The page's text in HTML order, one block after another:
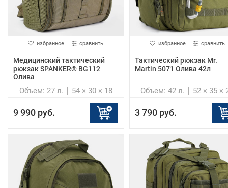
избранное сравнить
Медицинский тактический
рюкзак SPANKER® BG112
Олива
54 × 30 × 18
Объем: 27 л.
9 990 руб.
избранное сравнить
Тактический рюкзак Mr.
Martin 5071 Олива 42л
52 × 35 ×
Объем: 42 л.
3 790 руб.